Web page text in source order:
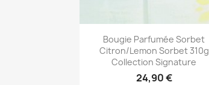
Aperçu rapide
Bougie Parfumée Sorbet
Citron/Lemon Sorbet 310g
Collection Signature
24,90 €